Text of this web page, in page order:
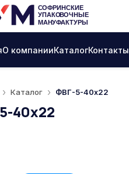
О компанииКаталогКонтакты
Каталог ФВГ-5-40x22
40x22